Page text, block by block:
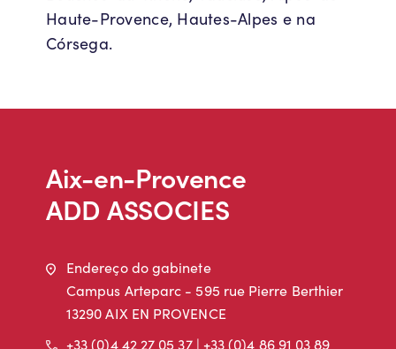
Haute-Provence, Hautes-Alpes e na
Córsega.
Aix-en-Provence
ADD ASSOCIES
Endereço
Endereço do gabinete
Campus Arteparc - 595 rue Pierre Berthier
13290 AIX EN PROVENCE
Telefone
+33 (0)4 42 27 05 37 | +33 (0)4 86 91 03 89